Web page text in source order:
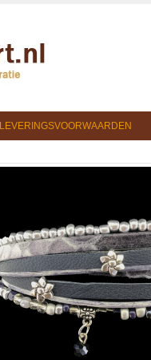
LEVERINGSVOORWAARDEN